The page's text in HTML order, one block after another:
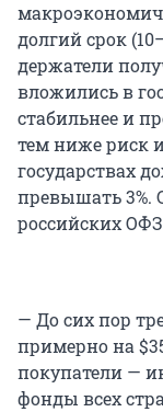
долгий срок
держатели
вложились в
стабильнее и
тем ниже риск
государствах
превышать 3%.
российских ОФЗ
— До сих пор
примерно на
покупатели —
фонды всех